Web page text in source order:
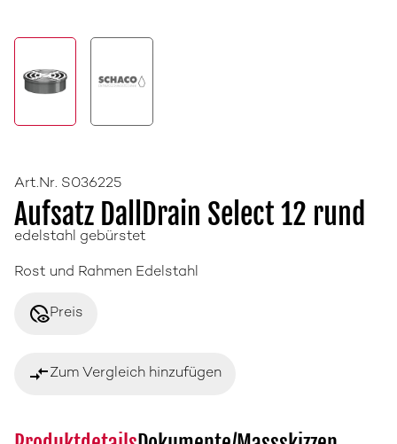
Art.Nr. S036225
Aufsatz DallDrain Select 12 rund
edelstahl gebürstet
Rost und Rahmen Edelstahl
disabled_visiblePreis
compare_arrowsZum Vergleich hinzufügen